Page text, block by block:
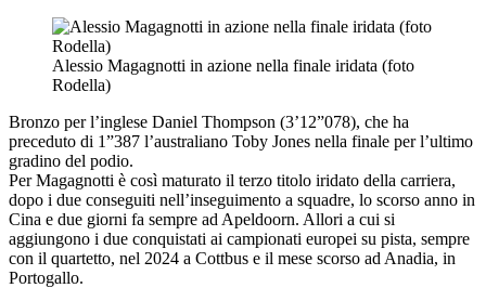
Alessio Magagnotti in azione nella finale iridata (foto
Rodella)
Bronzo per l’inglese Daniel Thompson (3’12”078), che ha
preceduto di 1”387 l’australiano Toby Jones nella finale per l’ultimo
gradino del podio.
Per Magagnotti è così maturato il terzo titolo iridato della carriera,
dopo i due conseguiti nell’inseguimento a squadre, lo scorso anno in
Cina e due giorni fa sempre ad Apeldoorn. Allori a cui si
aggiungono i due conquistati ai campionati europei su pista, sempre
con il quartetto, nel 2024 a Cottbus e il mese scorso ad Anadia, in
Portogallo.